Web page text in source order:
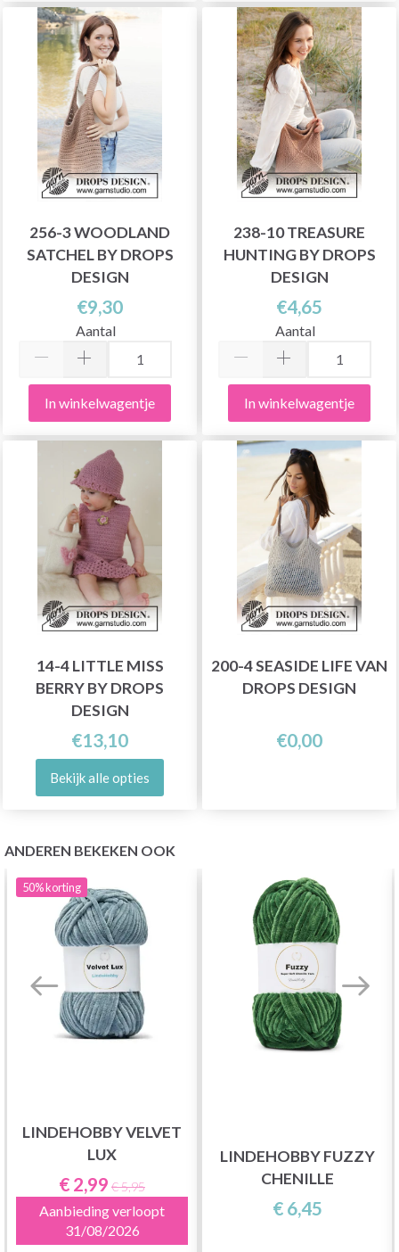
256-3 WOODLAND
SATCHEL BY DROPS
DESIGN
€9,30
Aantal
In winkelwagentje
238-10 TREASURE
HUNTING BY DROPS
DESIGN
€4,65
Aantal
In winkelwagentje
14-4 LITTLE MISS
BERRY BY DROPS
DESIGN
€13,10
Bekijk alle opties
200-4 SEASIDE LIFE VAN
DROPS DESIGN
€0,00
ANDEREN BEKEKEN OOK
50%korting
LINDEHOBBY VELVET
LUX
€ 2,99 € 5,95
Aanbieding verloopt
31/08/2026
LINDEHOBBY FUZZY
CHENILLE
€ 6,45